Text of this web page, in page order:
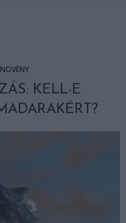
NÖVÉNY
KELL-E